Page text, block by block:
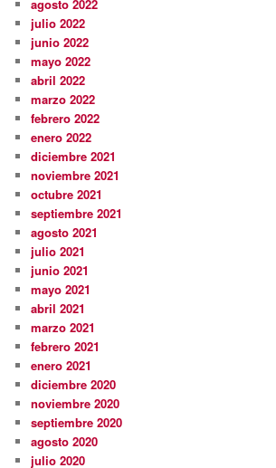
agosto 2022
julio 2022
junio 2022
mayo 2022
abril 2022
marzo 2022
febrero 2022
enero 2022
diciembre 2021
noviembre 2021
octubre 2021
septiembre 2021
agosto 2021
julio 2021
junio 2021
mayo 2021
abril 2021
marzo 2021
febrero 2021
enero 2021
diciembre 2020
noviembre 2020
septiembre 2020
agosto 2020
julio 2020